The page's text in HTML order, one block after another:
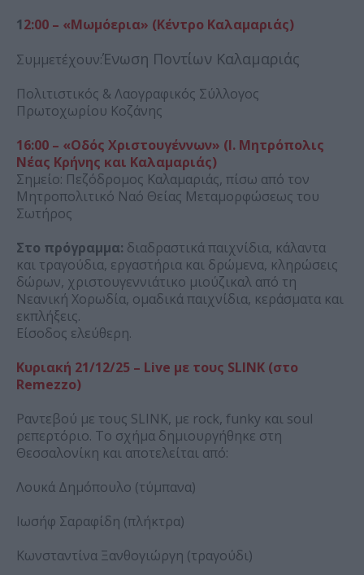
12:00 – «Μωμόερια» (Κέντρο Καλαμαριάς)
Συμμετέχουν:Ένωση Ποντίων Καλαμαριάς
Πολιτιστικός & Λαογραφικός Σύλλογος
Πρωτοχωρίου Κοζάνης
16:00 – «Οδός Χριστουγέννων» (Ι. Μητρόπολις
Νέας Κρήνης και Καλαμαριάς)
Σημείο: Πεζόδρομος Καλαμαριάς, πίσω από τον
Μητροπολιτικό Ναό Θείας Μεταμορφώσεως του
Σωτήρος
Στο πρόγραμμα: διαδραστικά παιχνίδια, κάλαντα
και τραγούδια, εργαστήρια και δρώμενα, κληρώσεις
δώρων, χριστουγεννιάτικο μιούζικαλ από τη
Νεανική Χορωδία, ομαδικά παιχνίδια, κεράσματα και
εκπλήξεις.
Είσοδος ελεύθερη.
Κυριακή 21/12/25 – Live με τους SLINK (στο
Remezzo)
Ραντεβού με τους SLINK, με rock, funky και soul
ρεπερτόριο. Το σχήμα δημιουργήθηκε στη
Θεσσαλονίκη και αποτελείται από:
Λουκά Δημόπουλο (τύμπανα)
Ιωσήφ Σαραφίδη (πλήκτρα)
Κωνσταντίνα Ξανθογιώργη (τραγούδι)